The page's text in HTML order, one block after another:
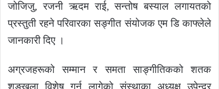
जोजिजु, रजनी ऋदम राई, सन्तोष बस्याल लगायतको
प्रस्तुती रहने परिवारका सङ्गीत संयोजक एम डि काफ्लेले
जानकारी दिए ।
अग्रजहरूको सम्मान र समता साङ्गीतिकको शतक
शृङ्खला विशेष गर्न लागेको संस्थाका अध्यक्ष उपेन्द्र